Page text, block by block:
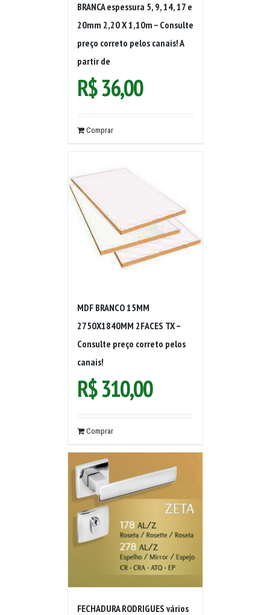
BRANCA espessura 5, 9, 14, 17 e
20mm 2,20 X 1,10m – Consulte
preço correto pelos canais! A
partir de
R$36,00
Comprar
MDF BRANCO 15MM
2750X1840MM 2FACES TX –
Consulte preço correto pelos
canais!
R$310,00
Comprar
FECHADURA RODRIGUES vários